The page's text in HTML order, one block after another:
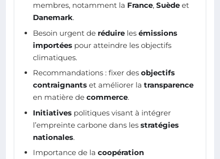
membres, notamment la France, Suède et
Danemark.
Besoin urgent de réduire les émissions
importées pour atteindre les objectifs
climatiques.
Recommandations : fixer des objectifs
contraignants et améliorer la transparence
en matière de commerce.
Initiatives politiques visant à intégrer
l’empreinte carbone dans les stratégies
nationales.
Importance de la coopération